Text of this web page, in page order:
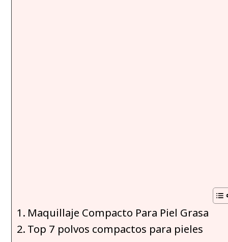
Maquillaje Compacto Para Piel Grasa
Top 7 polvos compactos para pieles